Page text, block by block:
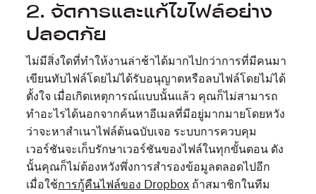
2. จัดการและแก้ไขไฟล์อย่าง
ปลอดภัย
ไม่มีสิ่งใดที่ทำให้งานล่าช้าได้มากไปกว่าการที่มีคนมา
เขียนทับไฟล์โดยไม่ได้รับอนุญาตหรือลบไฟล์โดยไม่ได้
ตั้งใจ เมื่อเกิดเหตุการณ์แบบนั้นแล้ว คุณก็ไม่สามารถ
ทำอะไรได้นอกจากค้นหาอีเมลที่มีอยู่มากมายโดยหวัง
ว่าจะหาสำเนาไฟล์ต้นฉบับเจอ ระบบการควบคุม
เวอร์ชันจะเก็บรักษาเวอร์ชันของไฟล์ในทุกขั้นตอน ดัง
นั้นคุณก็ไม่ต้องหวังพึ่งการสำรองข้อมูลตลอดไปอีก
เมื่อใช้การกู้คืนไฟล์ของ Dropbox ถ้าสมาชิกในทีม